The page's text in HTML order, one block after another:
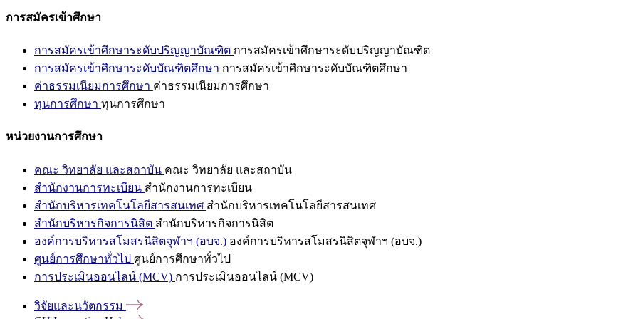
การสมัครเข้าศึกษา
การสมัครเข้าศึกษาระดับปริญญาบัณฑิต การสมัครเข้าศึกษาระดับปริญญาบัณฑิต
การสมัครเข้าศึกษาระดับบัณฑิตศึกษา การสมัครเข้าศึกษาระดับบัณฑิตศึกษา
ค่าธรรมเนียมการศึกษา ค่าธรรมเนียมการศึกษา
ทุนการศึกษา ทุนการศึกษา
หน่วยงานการศึกษา
คณะ วิทยาลัย และสถาบัน คณะ วิทยาลัย และสถาบัน
สำนักงานการทะเบียน สำนักงานการทะเบียน
สำนักบริหารเทคโนโลยีสารสนเทศ สำนักบริหารเทคโนโลยีสารสนเทศ
สำนักบริหารกิจการนิสิต สำนักบริหารกิจการนิสิต
องค์การบริหารสโมสรนิสิตจุฬาฯ (อบจ.) องค์การบริหารสโมสรนิสิตจุฬาฯ (อบจ.)
ศูนย์การศึกษาทั่วไป ศูนย์การศึกษาทั่วไป
การประเมินออนไลน์ (MCV) การประเมินออนไลน์ (MCV)
วิจัยและนวัตกรรม